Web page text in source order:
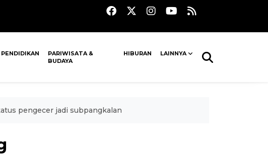
PENDIDIKAN
PARIWISATA &
BUDAYA
HIBURAN LAINNYA
pengecer jadi subpangkalan